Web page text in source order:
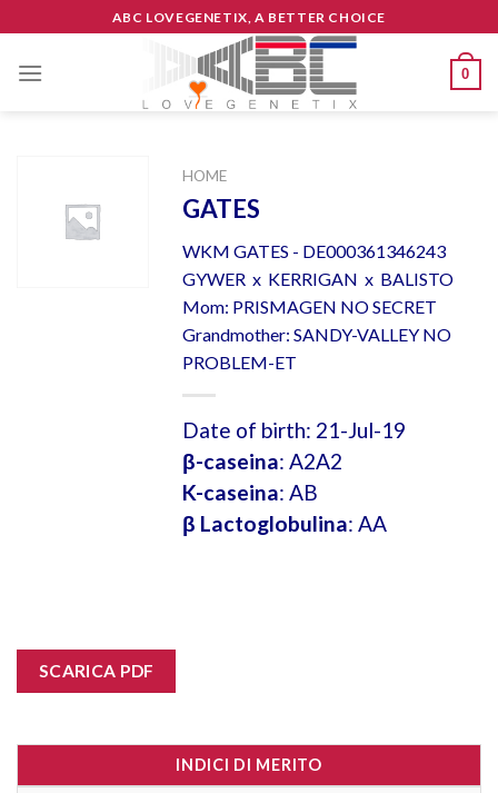
to
content
ABC LOVEGENETIX, A BETTER CHOICE
0
HOME
GATES
WKM GATES - DE000361346243
GYWER x KERRIGAN x BALISTO
Mom: PRISMAGEN NO SECRET
Grandmother: SANDY-VALLEY NO
PROBLEM-ET
Date of birth: 21-Jul-19
β-caseina: A2A2
K-caseina: AB
β Lactoglobulina: AA
SCARICA PDF
INDICI DI MERITO